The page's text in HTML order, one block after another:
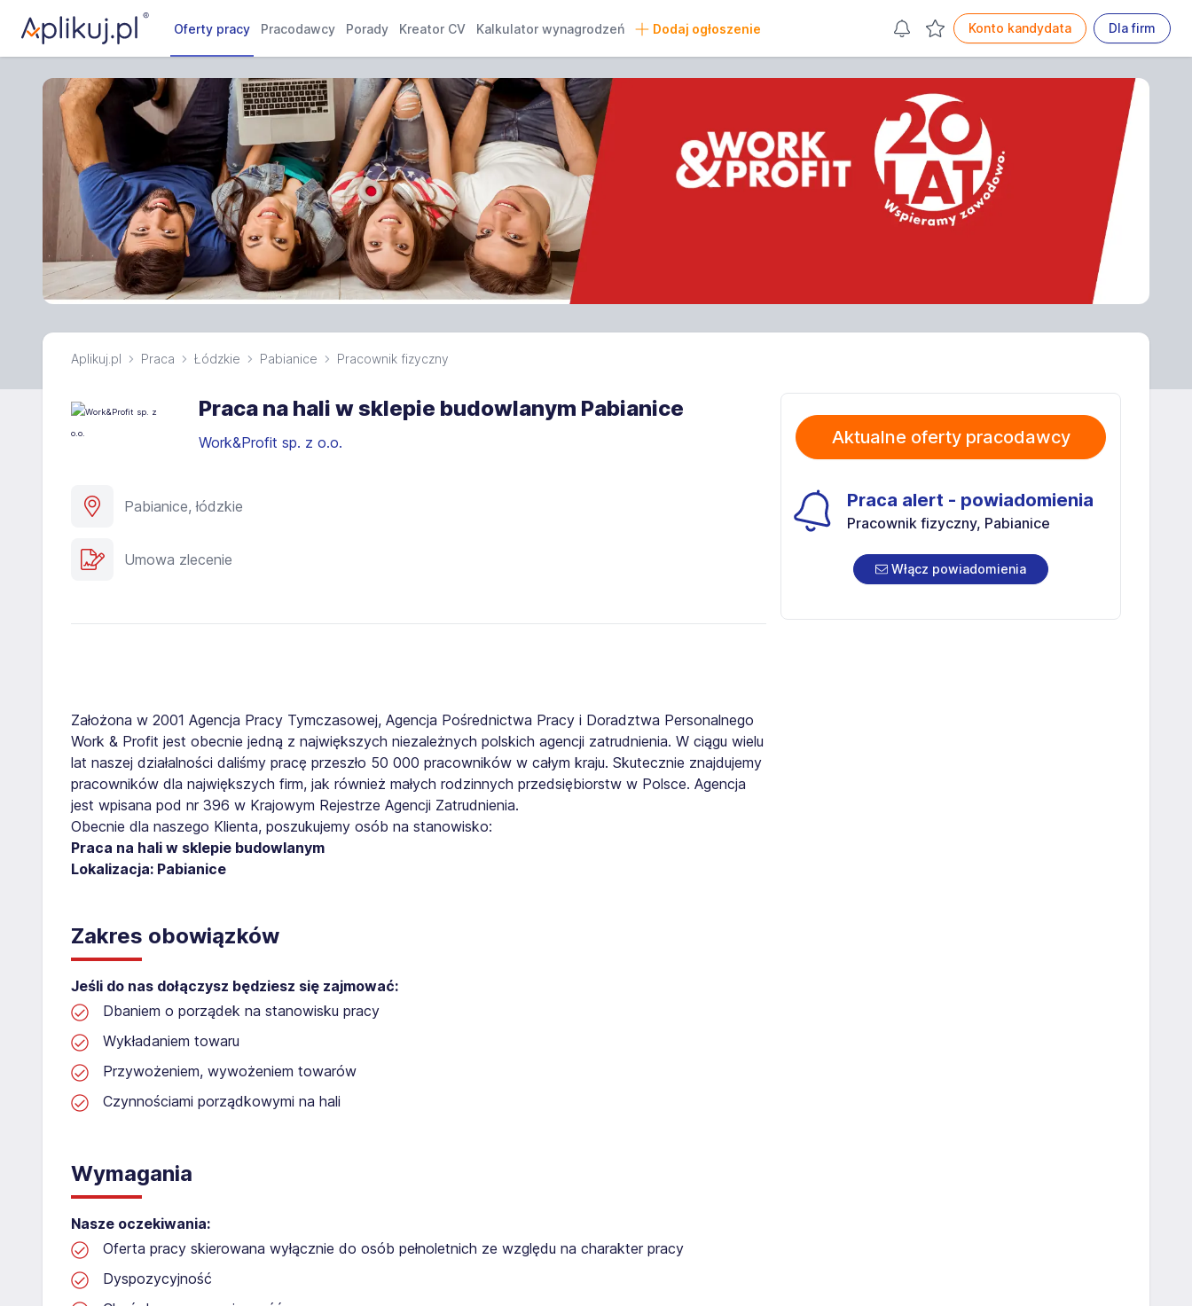
Oferty pracy Pracodawcy Porady Kreator CV Kalkulator wynagrodzeń Dodaj ogłoszenie Konto kandydata Dla firm
Aplikuj.pl Praca Łódzkie Pabianice Pracownik fizyczny
Praca na hali w sklepie budowlanym Pabianice
Work&Profit sp. z o.o.
Pabianice, łódzkie
Umowa zlecenie
Założona w 2001 Agencja Pracy Tymczasowej, Agencja Pośrednictwa Pracy i Doradztwa Personalnego
Work & Profit jest obecnie jedną z największych niezależnych polskich agencji zatrudnienia. W ciągu wielu
lat naszej działalności daliśmy pracę przeszło 50 000 pracowników w całym kraju. Skutecznie znajdujemy
pracowników dla największych firm, jak również małych rodzinnych przedsiębiorstw w Polsce. Agencja
jest wpisana pod nr 396 w Krajowym Rejestrze Agencji Zatrudnienia.
Obecnie dla naszego Klienta, poszukujemy osób na stanowisko:
Praca na hali w sklepie budowlanym
Lokalizacja: Pabianice
Zakres obowiązków
Jeśli do nas dołączysz będziesz się zajmować:
Dbaniem o porządek na stanowisku pracy
Wykładaniem towaru
Przywożeniem, wywożeniem towarów
Czynnościami porządkowymi na hali
Wymagania
Nasze oczekiwania:
Oferta pracy skierowana wyłącznie do osób pełnoletnich ze względu na charakter pracy
Dyspozycyjność
Aktualne oferty pracodawcy
Praca alert - powiadomienia
Pracownik fizyczny, Pabianice
Włącz powiadomienia